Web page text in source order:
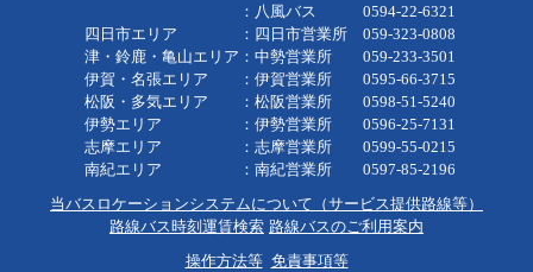
：八風バス 0594-22-6321
四日市エリア ：四日市営業所 059-323-0808
津・鈴鹿・亀山エリア：中勢営業所 059-233-3501
伊賀・名張エリア ：伊賀営業所 0595-66-3715
松阪・多気エリア ：松阪営業所 0598-51-5240
伊勢エリア ：伊勢営業所 0596-25-7131
志摩エリア ：志摩営業所 0599-55-0215
南紀エリア ：南紀営業所 0597-85-2196
当バスロケーションシステムについて（サービス提供路線等）
路線バス時刻運賃検索 路線バスのご利用案内
操作方法等 免責事項等